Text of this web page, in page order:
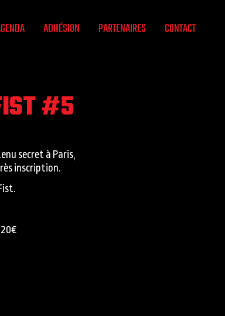
ADHÉSION PARTENAIRES CONTACT
#5
secret à Paris,
inscription.